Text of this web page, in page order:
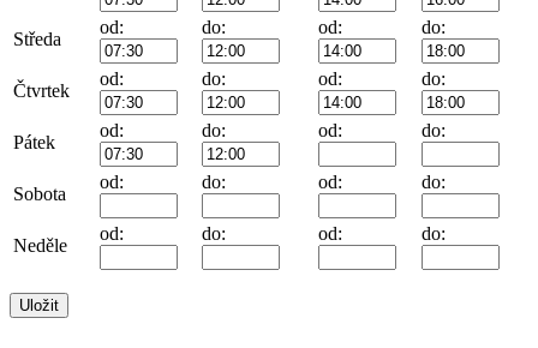
Středa
od: do: od: do:
Čtvrtek
od: do: od: do:
Pátek
od: do: od: do:
Sobota
od: do: od: do:
Neděle
od: do: od: do: